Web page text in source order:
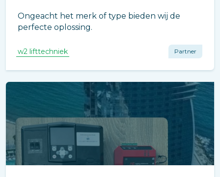
Ongeacht het merk of type bieden wij de
perfecte oplossing.
w2 lifttechniek Partner